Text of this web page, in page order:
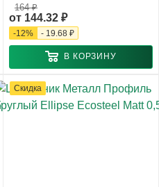
от 144.32 ₽
164 ₽
-12% - 19.68 ₽
В КОРЗИНУ
Скидка